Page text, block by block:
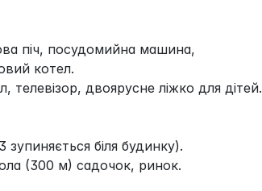
піч, посудомийна машина,
котел.
двоярусне ліжко для дітей.
біля будинку).
(300 м) садочок, ринок.